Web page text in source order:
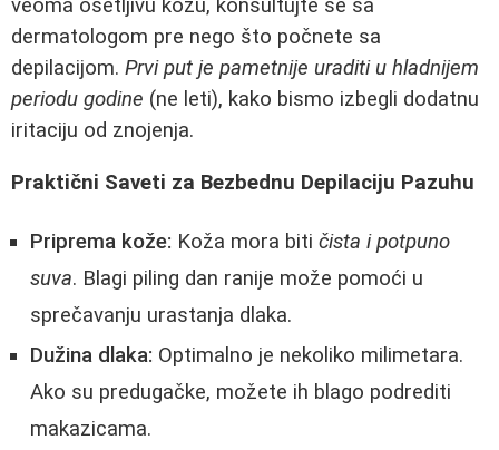
veoma osetljivu kožu, konsultujte se sa
dermatologom pre nego što počnete sa
depilacijom. Prvi put je pametnije uraditi u hladnijem
periodu godine (ne leti), kako bismo izbegli dodatnu
iritaciju od znojenja.
Praktični Saveti za Bezbednu Depilaciju Pazuhu
Priprema kože: Koža mora biti čista i potpuno
suva. Blagi piling dan ranije može pomoći u
sprečavanju urastanja dlaka.
Dužina dlaka: Optimalno je nekoliko milimetara.
Ako su predugačke, možete ih blago podrediti
makazicama.